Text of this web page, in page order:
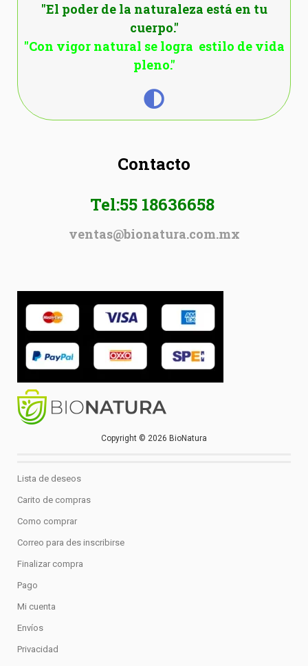
"El poder de la naturaleza está en tu
cuerpo."
"Con vigor natural se logra estilo de vida
pleno."
Contacto
Tel:55 18636658
ventas@bionatura.com.mx
Copyright © 2026 BioNatura
Lista de deseos
Carito de compras
Como comprar
Correo para des inscribirse
Finalizar compra
Pago
Mi cuenta
Envíos
Privacidad